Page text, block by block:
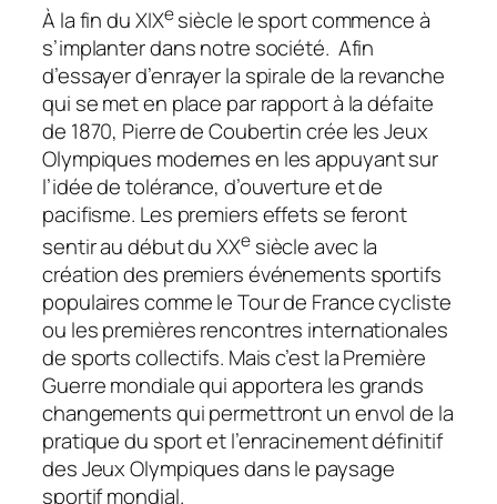
À la fin du XIXesiècle le sport commence à
s’implanter dans notre société. Afin
d’essayer d’enrayer la spirale de la revanche
qui se met en place par rapport à la défaite
de 1870, Pierre de Coubertin crée les Jeux
Olympiques modernes en les appuyant sur
l’idée de tolérance, d’ouverture et de
pacifisme. Les premiers effets se feront
sentir au début du XXesiècle avec la
création des premiers événements sportifs
populaires comme le Tour de France cycliste
ou les premières rencontres internationales
de sports collectifs. Mais c’est la Première
Guerre mondiale qui apportera les grands
changements qui permettront un envol de la
pratique du sport et l’enracinement définitif
des Jeux Olympiques dans le paysage
sportif mondial.